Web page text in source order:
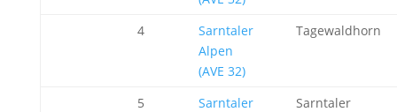
4
Sarntaler
Alpen
(AVE 32)
Tagewaldhorn
5
Sarntaler
Sarntaler